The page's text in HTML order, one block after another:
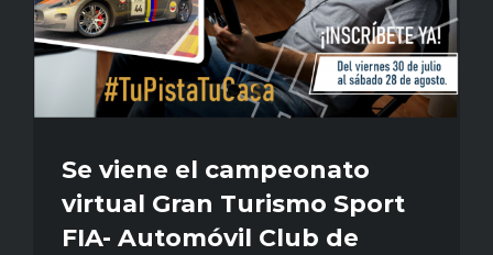
Se viene el campeonato
virtual Gran Turismo Sport
FIA- Automóvil Club de